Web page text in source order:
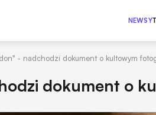
NEWSY
- nadchodzi dokument o kultowym
dokument o